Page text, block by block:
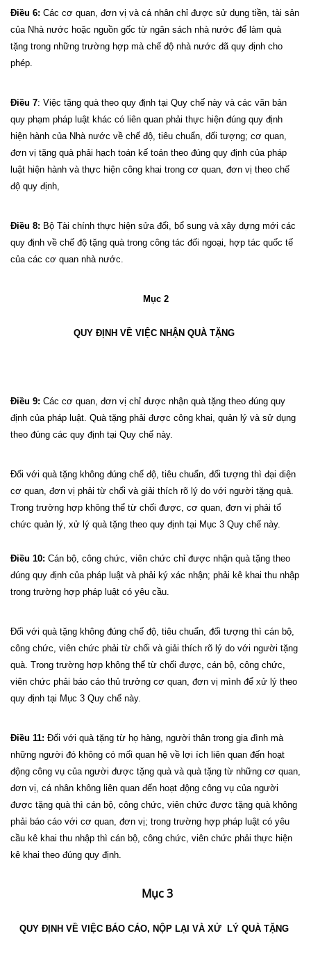
Điều 6: Các cơ quan, đơn vị và cá nhân chỉ được sử dụng tiền, tài sản
của Nhà nước hoặc nguồn gốc từ ngân sách nhà nước để làm quà
tặng trong những trường hợp mà chế độ nhà nước đã quy định cho
phép.
Điều 7: Việc tặng quà theo quy định tại Quy chế này và các văn bản
quy phạm pháp luật khác có liên quan phải thực hiện đúng quy định
hiện hành của Nhà nước về chế độ, tiêu chuẩn, đối tượng; cơ quan,
đơn vị tặng quà phải hạch toán kế toán theo đúng quy định của pháp
luật hiện hành và thực hiện công khai trong cơ quan, đơn vị theo chế
độ quy định,
Điều 8: Bộ Tài chính thực hiện sửa đổi, bổ sung và xây dựng mới các
quy định về chế độ tặng quà trong công tác đối ngoại, hợp tác quốc tế
của các cơ quan nhà nước.
Mục 2
QUY ĐỊNH VỀ VIỆC NHẬN QUÀ TẶNG
Điều 9: Các cơ quan, đơn vị chỉ được nhận quà tặng theo đúng quy
định của pháp luật. Quà tặng phải được công khai, quản lý và sử dụng
theo đúng các quy định tại Quy chế này.
Đối với quà tặng không đúng chế độ, tiêu chuẩn, đối tượng thì đại diện
cơ quan, đơn vị phải từ chối và giải thích rõ lý do với người tặng quà.
Trong trường hợp không thể từ chối được, cơ quan, đơn vị phải tổ
chức quản lý, xử lý quà tặng theo quy định tại Mục 3 Quy chế này.
Điều 10: Cán bộ, công chức, viên chức chỉ được nhận quà tặng theo
đúng quy định của pháp luật và phải ký xác nhận; phải kê khai thu nhập
trong trường hợp pháp luật có yêu cầu.
Đối với quà tặng không đúng chế độ, tiêu chuẩn, đối tượng thì cán bộ,
công chức, viên chức phải từ chối và giải thích rõ lý do với người tặng
quà. Trong trường hợp không thể từ chối được, cán bộ, công chức,
viên chức phải báo cáo thủ trưởng cơ quan, đơn vị mình để xử lý theo
quy định tại Mục 3 Quy chế này.
Điều 11: Đối với quà tặng từ họ hàng, người thân trong gia đình mà
những người đó không có mối quan hệ về lợi ích liên quan đến hoạt
động công vụ của người được tặng quà và quà tặng từ những cơ quan,
đơn vị, cá nhân không liên quan đến hoạt động công vụ của người
được tặng quà thì cán bộ, công chức, viên chức được tặng quà không
phải báo cáo với cơ quan, đơn vị; trong trường hợp pháp luật có yêu
cầu kê khai thu nhập thì cán bộ, công chức, viên chức phải thực hiện
kê khai theo đúng quy định.
Mục 3
QUY ĐỊNH VỀ VIỆC BÁO CÁO, NỘP LẠI VÀ XỬ LÝ QUÀ TẶNG